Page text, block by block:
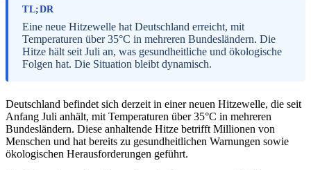
TL;DR
Eine neue Hitzewelle hat Deutschland erreicht, mit
Temperaturen über 35°C in mehreren Bundesländern. Die
Hitze hält seit Juli an, was gesundheitliche und ökologische
Folgen hat. Die Situation bleibt dynamisch.
Deutschland befindet sich derzeit in einer neuen Hitzewelle, die seit
Anfang Juli anhält, mit Temperaturen über 35°C in mehreren
Bundesländern. Diese anhaltende Hitze betrifft Millionen von
Menschen und hat bereits zu gesundheitlichen Warnungen sowie
ökologischen Herausforderungen geführt.